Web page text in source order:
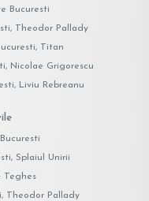
Bucuresti
Theodor Pallady
Titan
Nicolae Grigorescu
Liviu Rebreanu
Splaiul Unirii
Teghes
Theodor Pallady